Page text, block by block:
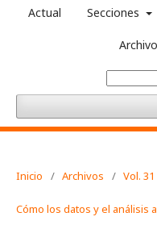
Actual Secciones
Inicio / Archivos / Vol.
Cómo los datos y el análisis